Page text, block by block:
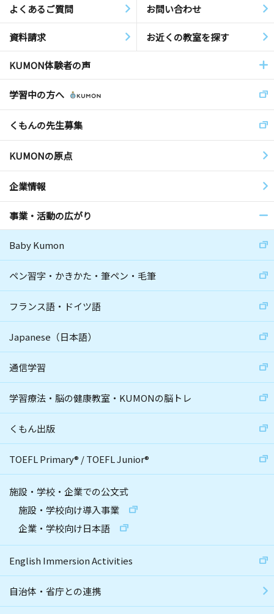
よくあるご質問 お問い合わせ
資料請求 お近くの教室を探す
KUMON体験者の声
学習中の方へ
くもんの先生募集
KUMONの原点
企業情報
事業・活動の広がり
Baby Kumon
ペン習字・かきかた・筆ペン・毛筆
フランス語・ドイツ語
Japanese（日本語）
通信学習
学習療法・脳の健康教室・KUMONの脳トレ
くもん出版
TOEFL Primary® /TOEFL Junior®
施設・学校・企業での公文式
施設・学校向け導入事業
企業・学校向け日本語
English Immersion Activities
自治体・省庁との連携